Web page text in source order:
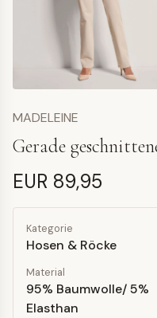
MADELEINE
Gerade
EUR 89,95
Kategorie
Hosen & Röcke
Material
95% Baumwolle/ 5%
Elasthan